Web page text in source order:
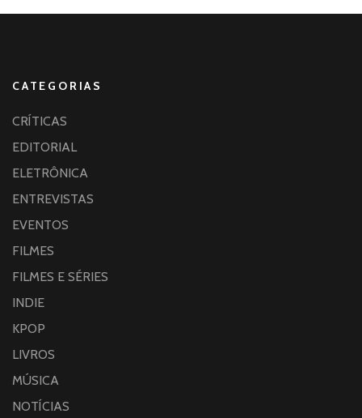
CATEGORIAS
CRÍTICAS
EDITORIAL
ELETRÔNICA
ENTREVISTAS
EVENTOS
FILMES
FILMES E SÉRIES
INDIE
KPOP
LIVROS
MÚSICA
NOTÍCIAS